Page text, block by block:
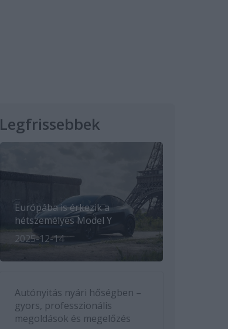
Legfrissebbek
Európába is érkezik a
hétszemélyes Model Y
2025-12-14
Autónyitás nyári hőségben –
gyors, professzionális
megoldások és megelőzés